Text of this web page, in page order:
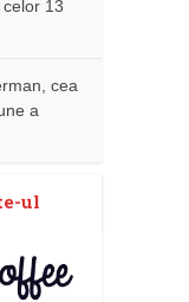
13
cea
a
ul